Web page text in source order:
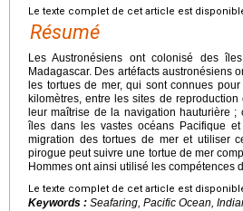
Le texte complet de cet article est
Résumé
Les Austronésiens ont colonisé des
Madagascar. Des artéfacts austronésiens
les tortues de mer, qui sont connues
kilomètres, entre les sites de
leur maîtrise de la navigation hauturière
îles dans les vastes océans Pacifique
migration des tortues de mer et utiliser
pirogue peut suivre une tortue de mer
Hommes ont ainsi utilisé les
Le texte complet de cet article est
Keywords : Seafaring, Pacific Ocean,